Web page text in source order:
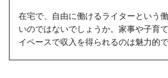
在宅で、自由に働けるライターという
いのではないでしょうか。家事や子育
イペースで収入を得られるのは魅力的で